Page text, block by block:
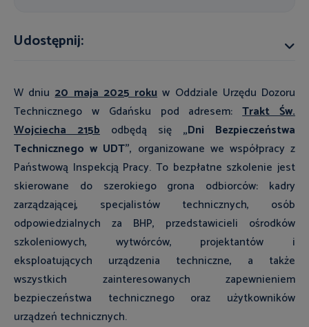
W dniu20 maja 2025 roku w Oddziale Urzędu Dozoru
Technicznego w Gdańsku pod adresem:Trakt Św.
Wojciecha 215b odbędą się „Dni Bezpieczeństwa
Technicznego w UDT”, organizowane we współpracy z
Państwową Inspekcją Pracy. To bezpłatne szkolenie jest
skierowane do szerokiego grona odbiorców: kadry
zarządzającej, specjalistów technicznych, osób
odpowiedzialnych za BHP, przedstawicieli ośrodków
szkoleniowych, wytwórców, projektantów i
eksploatujących urządzenia techniczne, a także
wszystkich zainteresowanych zapewnieniem
bezpieczeństwa technicznego oraz użytkowników
urządzeń technicznych.
Udostępnij: